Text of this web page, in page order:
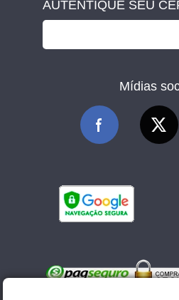
AUTENTIQUE SEU
Mídias